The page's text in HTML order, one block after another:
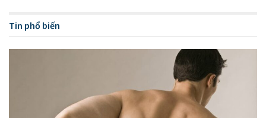
Tin phổ biến